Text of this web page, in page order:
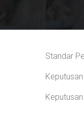
Standar